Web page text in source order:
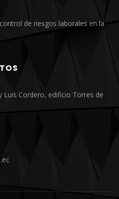
de riesgos laborales en la
Luis Cordero, edificio Torres de